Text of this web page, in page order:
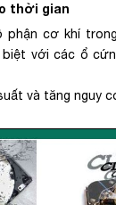
thời gian
phận cơ khí
biệt với các ổ
và tăng nguy